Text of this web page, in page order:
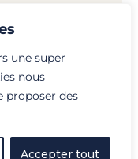
une super
nous
proposer des
Accepter tout
réservés |